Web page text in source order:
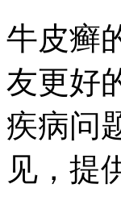
牛皮癣
友更好
疾病问
见，提